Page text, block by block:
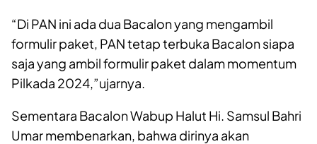
“Di PAN ini ada dua Bacalon yang mengambil
formulir paket, PAN tetap terbuka Bacalon siapa
saja yang ambil formulir paket dalam momentum
Pilkada 2024,”ujarnya.
Sementara Bacalon Wabup Halut Hi. Samsul Bahri
Umar membenarkan, bahwa dirinya akan